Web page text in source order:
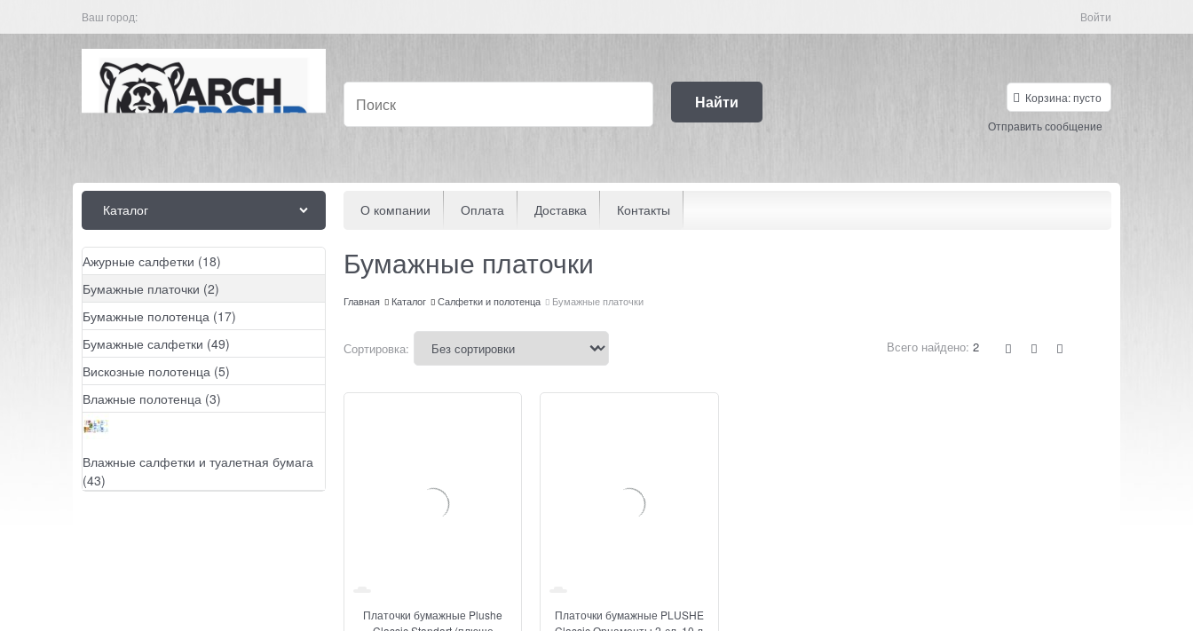
Ваш город: Войти
Найти Корзина:пусто
Отправить сообщение
Каталог О компании Оплата Доставка Контакты
Ажурные салфетки (18)
Бумажные платочки (2)
Бумажные полотенца (17)
Бумажные салфетки (49)
Вискозные полотенца (5)
Влажные полотенца (3)
Влажные салфетки и туалетная бумага
(43)
Бумажные платочки
Главная Каталог Салфетки и полотенца Бумажные платочки
Сортировка: Всего найдено: 2
Платочки бумажные Plushe
Платочки бумажные PLUSHE